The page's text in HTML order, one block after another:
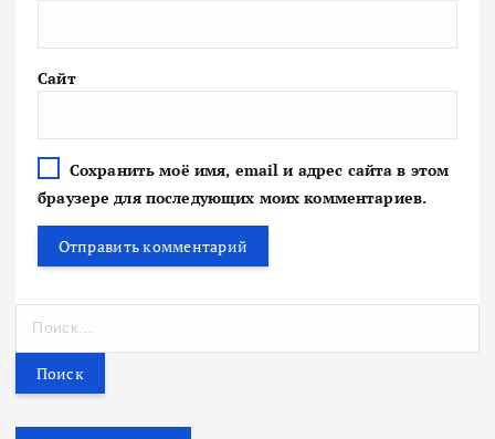
Сайт
Сохранить моё имя, email и адрес сайта в этом
браузере для последующих моих комментариев.
т